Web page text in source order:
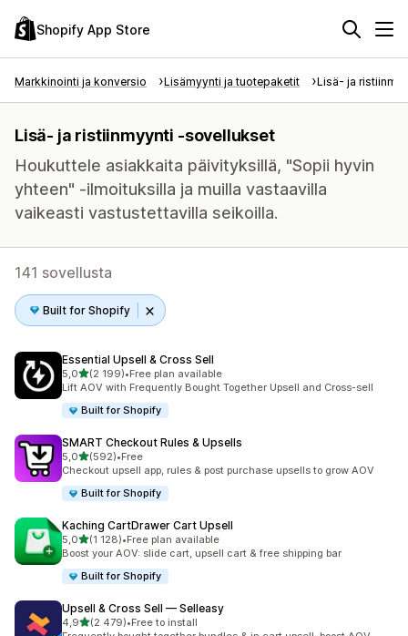
Shopify App Store
Markkinointi ja konversio Lisämyynti ja tuotepaketit Lisä- ja
Lisä- ja ristiinmyynti -sovellukset
Houkuttele asiakkaita päivityksillä, "Sopii hyvin
yhteen" -ilmoituksilla ja muilla vastaavilla
vaikeasti vastustettavilla seikoilla.
141 sovellusta
Built for Shopify
Essential Upsell & Cross Sell
5,0/ 5 tähteä
(2 199)
2199 arvostelua yhteensä
•Free plan available
Lift AOV with Frequently Bought Together Upsell and Cross-sell
Built for Shopify
SMART Checkout Rules & Upsells
5,0/ 5 tähteä
(592)
592 arvostelua yhteensä
•Free
Checkout upsell app, rules & post purchase upsells to grow AOV
Built for Shopify
Kaching CartDrawer Cart Upsell
5,0/ 5 tähteä
(1 128)
1128 arvostelua yhteensä
•Free plan available
Boost your AOV: slide cart, upsell cart & free shipping bar
Built for Shopify
Upsell & Cross Sell — Selleasy
4,9/ 5 tähteä
(2 479)
2479 arvostelua yhteensä
•Free to install